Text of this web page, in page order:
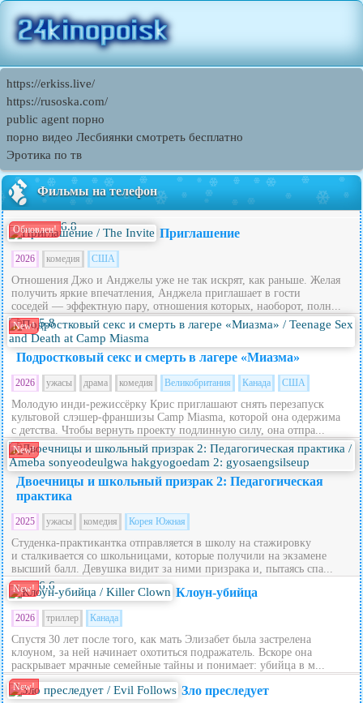
https://erkiss.live/
https://rusoska.com/
public agent порно
порно видео Лесбиянки смотреть бесплатно
Эротика по тв
Фильмы на телефон
Обновлен! 6.8 Приглашение
2026 комедия США
Отношения Джо и Анджелы уже не так искрят, как раньше. Желая
получить яркие впечатления, Анджела приглашает в гости
соседей — эффектную пару, отношения которых, наоборот, полн...
New! 5.8
Подростковый секс и смерть в лагере «Миазма»
2026 ужасы драма комедия Великобритания Канада США
Молодую инди-режиссёрку Крис приглашают снять перезапуск
культовой слэшер-франшизы Camp Miasma, которой она одержима
с детства. Чтобы вернуть проекту подлинную силу, она отпра...
New!
Двоечницы и школьный призрак 2: Педагогическая
практика
2025 ужасы комедия Корея Южная
Студенка-практикантка отправляется в школу на стажировку
и сталкивается со школьницами, которые получили на экзамене
высший балл. Девушка видит за ними призрака и, пытаясь спа...
New! 6.6 Клоун-убийца
2026 триллер Канада
Спустя 30 лет после того, как мать Элизабет была застрелена
клоуном, за ней начинает охотиться подражатель. Вскоре она
раскрывает мрачные семейные тайны и понимает: убийца в м...
New! Зло преследует